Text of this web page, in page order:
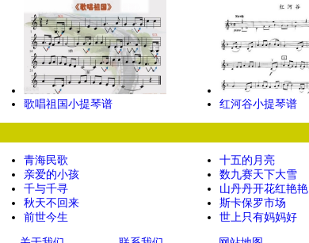
歌唱祖国小提琴谱 红河谷小提琴谱
青海民歌
亲爱的小孩
千与千寻
秋天不回来
前世今生
十五的月亮
数九赛天下大雪
山丹丹开花红艳艳
斯卡保罗市场
世上只有妈妈好